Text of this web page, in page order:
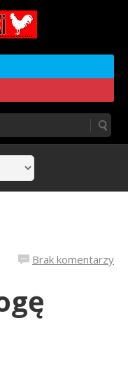
Brak komentarzy